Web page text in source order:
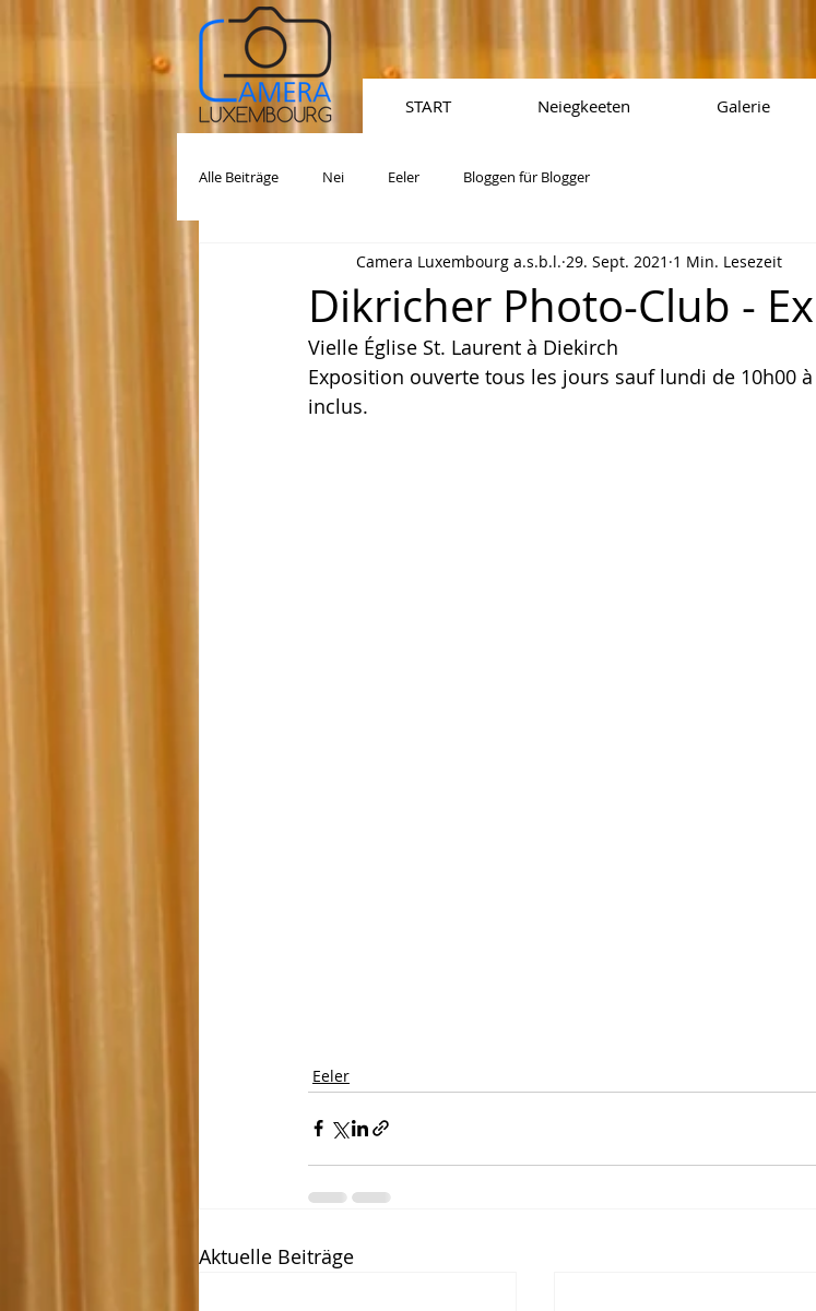
START Neiegkeeten Galerie
Alle Beiträge Nei Eeler Bloggen für Blogger
Dikricher Photo-Club -
Camera Luxembourg a.s.b.l. 29. Sept. 2021 1 Min. Lesezeit
Vielle Église St. Laurent à Diekirch
Exposition ouverte tous les jours sauf lundi de 10h00
inclus.
Eeler
Aktuelle Beiträge